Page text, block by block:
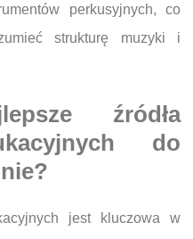
perkusyjnych, co
strukturę muzyki i
źródła
do
jest kluczowa w